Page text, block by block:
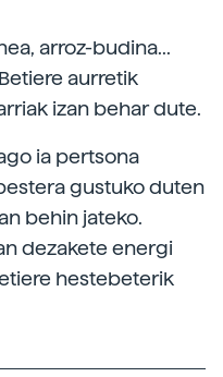
arroz-budina...
aurretik
izan behar dute.
ia pertsona
gustuko duten
behin jateko.
dezakete energi
hestebeterik